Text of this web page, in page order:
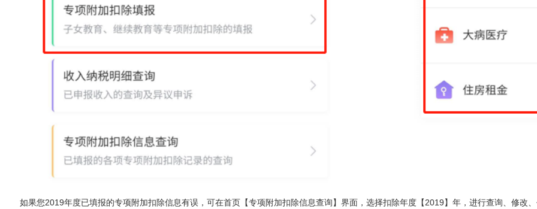
如果您2019年度已填报的专项附加扣除信息有误，可在首页【专项附加扣除信息查询】界面，选择扣除年度【2019】年，进行查询、修改